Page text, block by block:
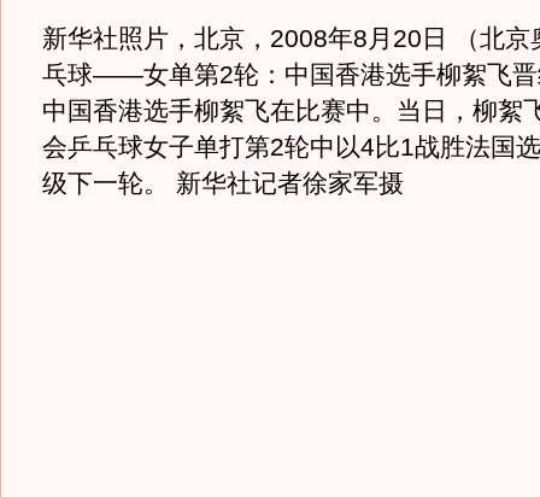
新华社照片，北京，2008年8月20日 （北京
乓球——女单第2轮：中国香港选手柳絮飞
中国香港选手柳絮飞在比赛中。当日，柳絮
会乒乓球女子单打第2轮中以4比1战胜法国
级下一轮。 新华社记者徐家军摄